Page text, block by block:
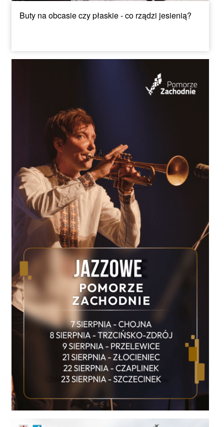
Buty na obcasie czy płaskie - co rządzi jesienią?